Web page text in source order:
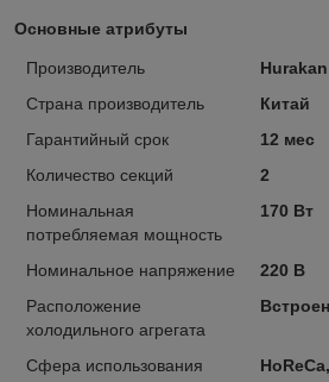
Основные атрибуты
Производитель
Hurakan
Страна производитель
Китай
Гарантийный срок
12 мес
Количество секций
2
Номинальная
потребляемая мощность
170 Вт
Номинальное напряжение
220 В
Расположение
холодильного агрегата
Сфера использования